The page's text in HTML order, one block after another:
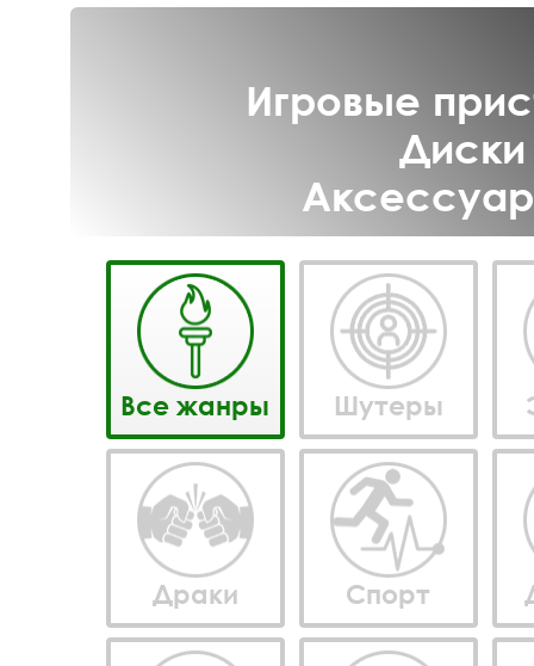
Игровые
Диски
Все жанры Шутеры
Драки Спорт